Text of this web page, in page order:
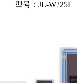
型号：JL-W725L